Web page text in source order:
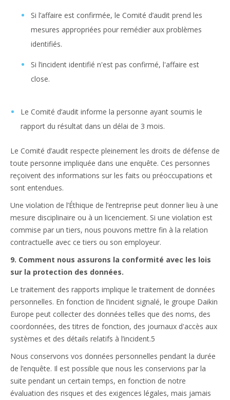
Si l’affaire est confirmée, le Comité d’audit prend les
mesures appropriées pour remédier aux problèmes
identifiés.
Si l’incident identifié n'est pas confirmé, l'affaire est
close.
Le Comité d’audit informe la personne ayant soumis le
rapport du résultat dans un délai de 3 mois.
Le Comité d’audit respecte pleinement les droits de défense de
toute personne impliquée dans une enquête. Ces personnes
reçoivent des informations sur les faits ou préoccupations et
sont entendues.
Une violation de l’Éthique de l’entreprise peut donner lieu à une
mesure disciplinaire ou à un licenciement. Si une violation est
commise par un tiers, nous pouvons mettre fin à la relation
contractuelle avec ce tiers ou son employeur.
9. Comment nous assurons la conformité avec les lois
sur la protection des données.
Le traitement des rapports implique le traitement de données
personnelles. En fonction de l’incident signalé, le groupe Daikin
Europe peut collecter des données telles que des noms, des
coordonnées, des titres de fonction, des journaux d'accès aux
systèmes et des détails relatifs à l’incident.5
Nous conservons vos données personnelles pendant la durée
de l’enquête. Il est possible que nous les conservions par la
suite pendant un certain temps, en fonction de notre
évaluation des risques et des exigences légales, mais jamais